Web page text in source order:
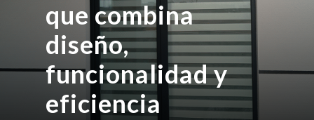
que combina
diseño,
funcionalidad y
eficiencia